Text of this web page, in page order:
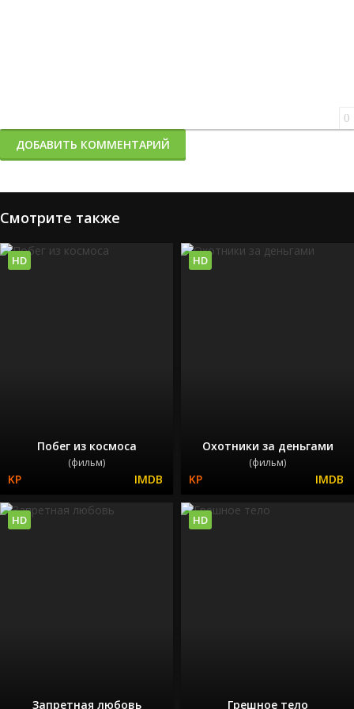
0
ДОБАВИТЬ КОММЕНТАРИЙ
Смотрите также
Побег из космоса
(фильм)
HD
Охотники за деньгами
(фильм)
HD
Запретная любовь
HD
Грешное тело
HD